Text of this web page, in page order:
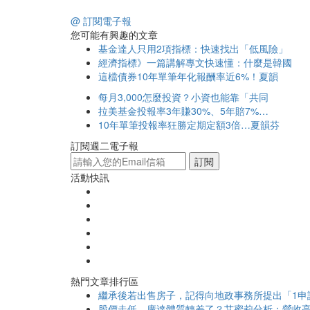
@ 訂閱電子報
您可能有興趣的文章
基金達人只用2項指標：快速找出「低風險」
經濟指標》一篇講解專文快速懂：什麼是韓國
這檔債券10年單筆年化報酬率近6%！夏韻
每月3,000怎麼投資？小資也能靠「共同
拉美基金投報率3年賺30%、5年賠7%…
10年單筆投報率狂勝定期定額3倍…夏韻芬
訂閱週二電子報
訂閱
活動快訊
熱門文章排行區
繼承後若出售房子，記得向地政事務所提出「1